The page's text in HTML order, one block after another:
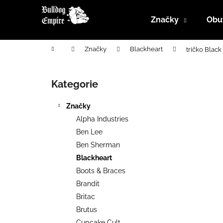
Značky
Domů Značky Blackheart tričko Black
Přeskočit
kategorie
Kategorie
Značky
Alpha Industries
Ben Lee
Ben Sherman
Blackheart
Boots & Braces
Brandit
Britac
Brutus
í
Zpět
do
Zpět
do